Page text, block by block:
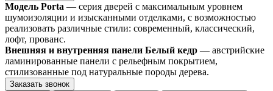
Модель Porta — серия дверей с максимальным уровнем
шумоизоляции и изысканными отделками, с возможностью
реализовать различные стили: современный, классический,
лофт, прованс.
Внешняя и внутренняя панели Белый кедр — австрийские
ламинированные панели с рельефным покрытием,
стилизованные под натуральные породы дерева.
Заказать звонок